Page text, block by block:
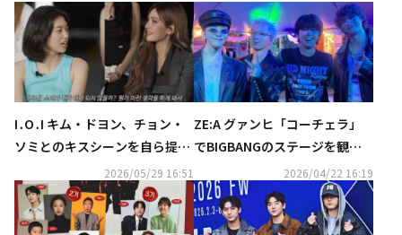
I․O․I キム・ドヨン、チョン・
ソミとのキスシーンを自ら提案
「元々ビンタをする予定だっ
た」（動画あり）
2026/05/29 16:51
ZE:A グァンヒ「コーチェラ」
でBIGBANGのステージを観
覧…再会ショットが話題に（動
画あり）
2026/04/22 16:19